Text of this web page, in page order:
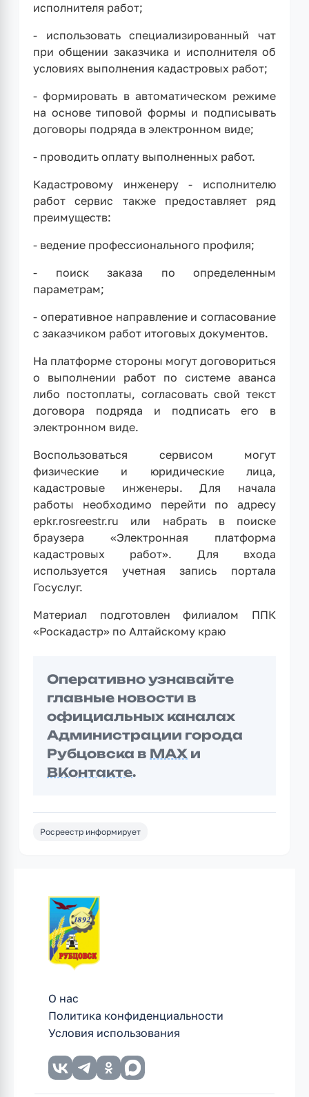
исполнителя работ;
- использовать специализированный чат
при общении заказчика и исполнителя об
условиях выполнения кадастровых работ;
- формировать в автоматическом режиме
на основе типовой формы и подписывать
договоры подряда в электронном виде;
- проводить оплату выполненных работ.
Кадастровому инженеру - исполнителю
работ сервис также предоставляет ряд
преимуществ:
- ведение профессионального профиля;
- поиск заказа по определенным
параметрам;
- оперативное направление и согласование
с заказчиком работ итоговых документов.
На платформе стороны могут договориться
о выполнении работ по системе аванса
либо постоплаты, согласовать свой текст
договора подряда и подписать его в
электронном виде.
Воспользоваться сервисом могут
физические и юридические лица,
кадастровые инженеры. Для начала
работы необходимо перейти по адресу
epkr.rosreestr.ru или набрать в поиске
браузера «Электронная платформа
кадастровых работ». Для входа
используется учетная запись портала
Госуслуг.
Материал подготовлен филиалом ППК
«Роскадастр» по Алтайскому краю
Оперативно узнавайте
главные новости в
официальных каналах
Администрации города
Рубцовска в MAX и
ВКонтакте.
Росреестр информирует
О нас
Политика конфиденциальности
Условия использования